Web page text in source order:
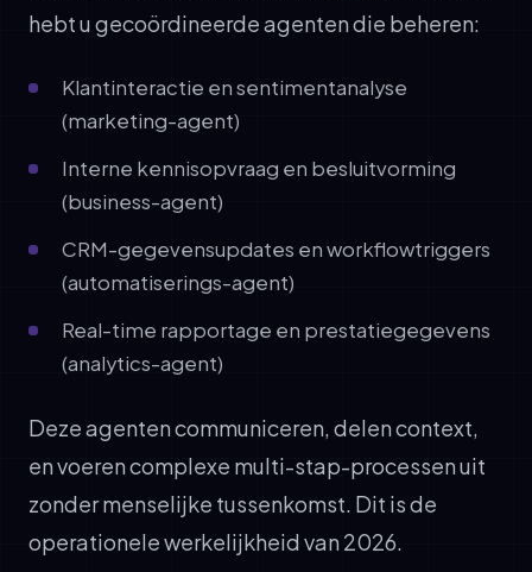
hebt u gecoördineerde agenten die beheren:
Klantinteractie en sentimentanalyse
(marketing-agent)
Interne kennisopvraag en besluitvorming
(business-agent)
CRM-gegevensupdates en workflowtriggers
(automatiserings-agent)
Real-time rapportage en prestatiegegevens
(analytics-agent)
Deze agenten communiceren, delen context,
en voeren complexe multi-stap-processen uit
zonder menselijke tussenkomst. Dit is de
operationele werkelijkheid van 2026.